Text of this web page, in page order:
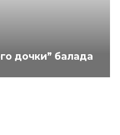
дочки” балада